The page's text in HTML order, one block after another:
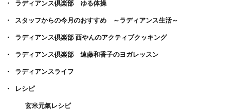
ラディアンス倶楽部 ゆる体操
スタッフからの今月のおすすめ ～ラディアンス生活～
ラディアンス倶楽部 西やんのアクティブクッキング
ラディアンス倶楽部 遠藤和香子のヨガレッスン
ラディアンスライフ
レシピ
玄米元氣レシピ